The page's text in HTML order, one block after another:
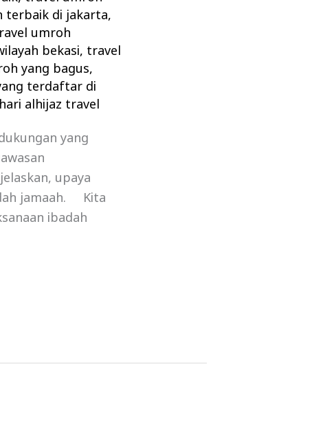
terbaik di jakarta,
umroh
bekasi, travel
yang bagus,
terdaftar di
alhijaz travel
yang
upaya
jamaah. Kita
ibadah